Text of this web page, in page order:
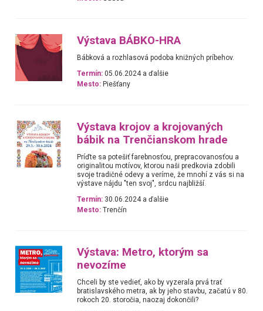
Výstava BÁBKO-HRA
Bábková a rozhlasová podoba knižných príbehov.
Termín: 05.06.2024 a ďalšie
Mesto: Piešťany
Výstava krojov a krojovaných
bábik na Trenčianskom hrade
Príďte sa potešiť farebnosťou, prepracovanosťou a
originalitou motívov, ktorou naši predkovia zdobili
svoje tradičné odevy a veríme, že mnohí z vás si na
výstave nájdu "ten svoj", srdcu najbližší.
Termín: 30.06.2024 a ďalšie
Mesto: Trenčín
Výstava: Metro, ktorým sa
nevozíme
Chceli by ste vedieť, ako by vyzerala prvá trať
bratislavského metra, ak by jeho stavbu, začatú v 80.
rokoch 20. storočia, naozaj dokončili?